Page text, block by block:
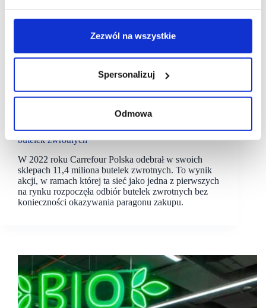
Zezwól na wszystkie
Spersonalizuj
Odmowa
Carrefour odebrał od klientów ponad 11 milionów
butelek zwrotnych
W 2022 roku Carrefour Polska odebrał w swoich
sklepach 11,4 miliona butelek zwrotnych. To wynik
akcji, w ramach której ta sieć jako jedna z pierwszych
na rynku rozpoczęła odbiór butelek zwrotnych bez
konieczności okazywania paragonu zakupu.